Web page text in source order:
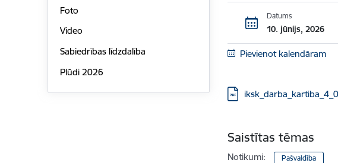
Foto
Video
Sabiedrības līdzdalība
Plūdi 2026
Datums
10. jūnijs, 2026
Pievienot kalendāram
Lejupielādēt:
Saistītas tēmas
Notikumi: Pašvaldība